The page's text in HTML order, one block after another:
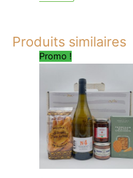
Produits similaires
Promo !Le
prix
était :
31,50 €.
prix
est :
28,35 €.